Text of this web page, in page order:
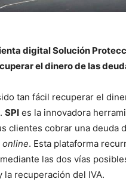
digital Solución
el dinero de las
tan fácil recuperar el
SPI es la innovadora
clientes cobrar una deuda
online. Esta plataforma
las dos vías
la recuperación del IVA.